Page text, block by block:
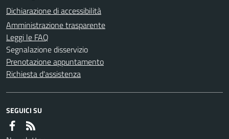
Dichiarazione di accessibilità
Amministrazione trasparente
Leggi le FAQ
Segnalazione disservizio
Prenotazione appuntamento
Richiesta d'assistenza
SEGUICI SU